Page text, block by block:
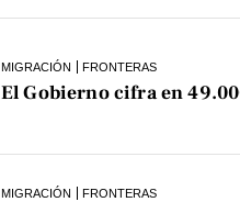
MIGRACIÓN FRONTERAS
El Gobierno cifra en
MIGRACIÓN FRONTERAS